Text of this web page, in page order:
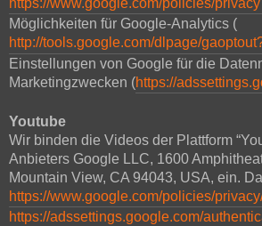
Möglichkeiten für Google-Analytics (
http://tools.google.com/dlpage/
Einstellungen von Google für die
Marketingzwecken (https://
Youtube
Wir binden die Videos der Plattform
Anbieters Google LLC, 1600
Mountain View, CA 94043, USA, ein.
https://www.google.com/policies/
https://adssettings.google.com/